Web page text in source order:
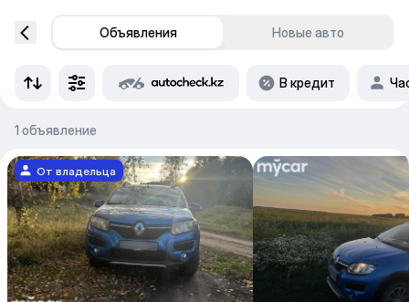
Объявления Новые авто
В кредит
1 объявление
От владельца